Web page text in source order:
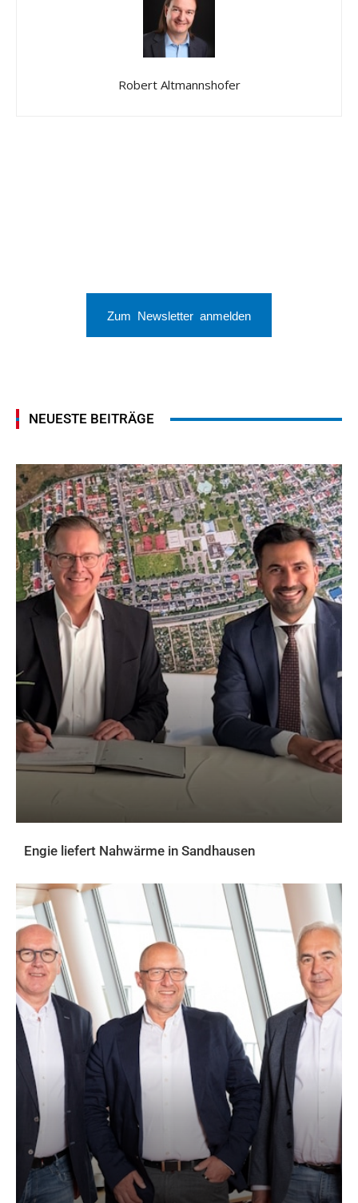
Robert Altmannshofer
Zum Newsletter anmelden
NEUESTE BEITRÄGE
Engie liefert Nahwärme in Sandhausen